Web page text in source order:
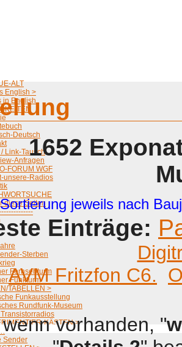
ALT
English >
in English
Deutsch
/ Link-Tausch
Anfragen
FORUM WGF
unsere-Radios
diese Seiten
Sterben
Fernsehturm
Funkturm
TABELLEN >
Funkausstellung
Rundfunk-Museum
Transistorradios
KÄSTEN >
Sender
1652
Sortierung jeweils nach
Einträge:
AVM Fritzfon C6.
vorhanden, "